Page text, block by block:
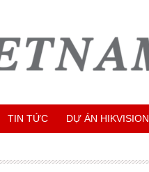
TIN TỨC DỰ ÁN HIKVISION